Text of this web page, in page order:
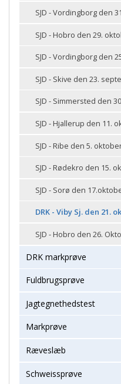
SJD - Vordingborg den
SJD - Hobro den 29.
SJD - Vordingborg den
SJD - Skive den 23.
SJD - Simmersted den
SJD - Hjallerup den 11.
SJD - Ribe den 5.
SJD - Rødekro den 15.
SJD - Sorø den
DRK - Viby Sj. den 21.
SJD - Hobro den 26.
DRK markprøve
Fuldbrugsprøve
Jagtegnethedstest
Markprøve
Ræveslæb
Schweissprøve